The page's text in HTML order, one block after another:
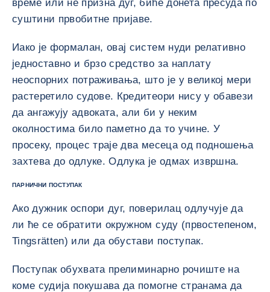
време или не призна дуг, биће донета пресуда по
суштини првобитне пријаве.
Иако је формалан, овај систем нуди релативно
једноставно и брзо средство за наплату
неоспорних потраживања, што је у великој мери
растеретило судове. Кредитеори нису у обавези
да ангажују адвоката, али би у неким
околностима било паметно да то учине. У
просеку, процес траје два месеца од подношења
захтева до одлуке. Одлука је одмах извршна.
ПАРНИЧНИ ПОСТУПАК
Ако дужник оспори дуг, поверилац одлучује да
ли ће се обратити окружном суду (првостепеном,
Tingsrätten) или да обустави поступак.
Поступак обухвата прелиминарно рочиште на
коме судија покушава да помогне странама да